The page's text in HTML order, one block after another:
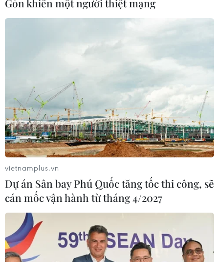
TIN CÙNG CHUYÊN MỤC
Tổng thống Iran nhấn mạnh Tehran
sẽ không bị ép buộc phải đầu hàng
Gòn khiến một người thiệt mạng
vietnamplus.vn
Dự án Sân bay Phú Quốc tăng tốc thi công, sẽ
cán mốc vận hành từ tháng 4/2027